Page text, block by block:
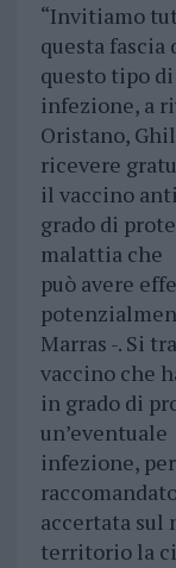
“Invitiamo
questa fascia
questo tipo di
infezione, a
Oristano,
ricevere
il vaccino
grado di
malattia che
può avere
Marras -. Si
vaccino che
in grado di
un’eventuale
infezione,
accertata sul
territorio la